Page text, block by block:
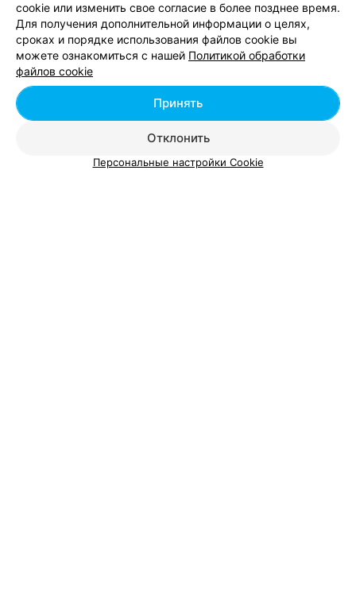
cookie или изменить свое согласие в более позднее время.
Для получения дополнительной информации о целях,
сроках и порядке использования файлов cookie вы
можете ознакомиться с нашей Политикой обработки
файлов cookie
Отклонить
Принять
Персональные настройки Cookie